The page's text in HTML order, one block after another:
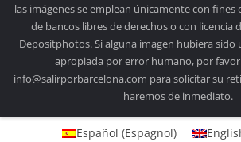
las imágenes se emplean únicamente con
de bancos libres de derechos o con licencia
Depositphotos. Si alguna imagen hubiera sido
apropiada por error humano, por
info@salirporbarcelona.com para solicitar su
haremos de inmediato.
Español (Espagnol)